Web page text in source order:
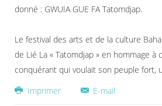
donné : GWUIA GUE FA Tatomdjap.
Le festival des arts et de la culture
de Lié La « Tatomdjap » en hommage
conquérant qui voulait son peuple fort,
Imprimer
E-mail